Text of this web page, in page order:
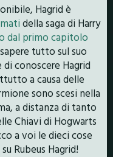
Hagrid è
della saga di Harry
dal primo capitolo
tutto sul suo
conoscere Hagrid
a causa delle
sono scesi nella
a distanza di tanto
Chiavi di Hogwarts
a voi le dieci cose
Rubeus Hagrid!